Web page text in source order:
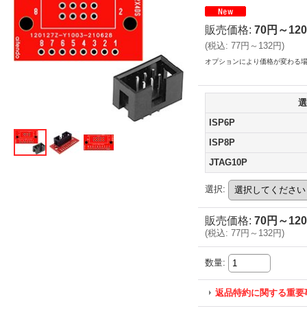
販売価格: 70円～
(税込: 77円～132円)
オプションにより価格が変わる
ISP6P
ISP8P
JTAG10P
選択:
販売価格: 70円～
(税込: 77円～132円)
数量:
返品特約に関する重要